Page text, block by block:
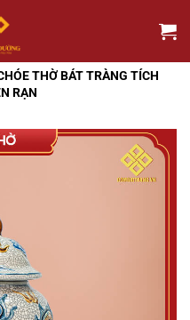
THỜ BÁT TRÀNG TÍCH
RẠN